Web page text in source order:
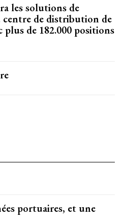
les solutions de
centre de distribution de
plus de 182.000 positions
portuaires, et une